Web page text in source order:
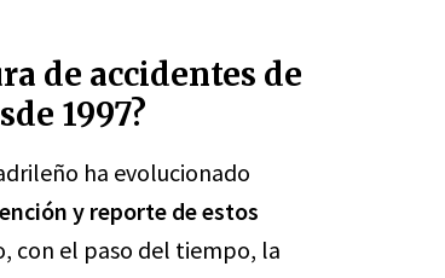
de accidentes de
1997?
ha evolucionado
y reporte de estos
con el paso del tiempo, la